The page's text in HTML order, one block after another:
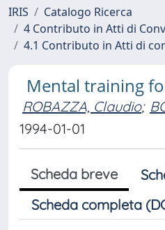
IRIS
Catalogo Ricerca
4 Contributo in Atti di
4.1 Contributo in Atti di
Mental training
ROBAZZA, Claudio;
1994-01-01
Scheda breve
Scheda completa